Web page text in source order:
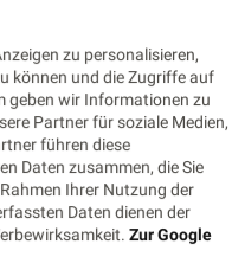
zu personalisieren,
können und die Zugriffe auf
geben wir Informationen zu
Partner für soziale Medien,
führen diese
Daten zusammen, die Sie
Ihrer Nutzung der
Daten dienen der
Zur Google